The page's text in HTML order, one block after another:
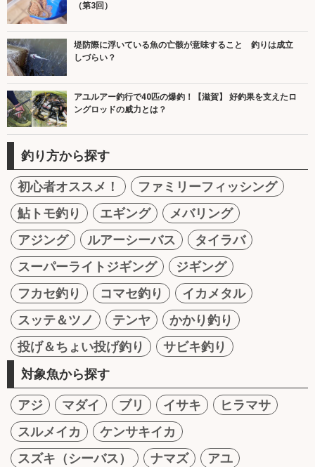
（第3回）
堤防際に浮いている魚の亡骸が意味すること 釣りは成立
しづらい？
アユルアー釣行で40匹の爆釣！【滋賀】 好釣果を支えたロ
ングロッドの威力とは？
釣り方から探す
初心者オススメ！
ファミリーフィッシング
鮎トモ釣り
エギング
メバリング
アジング
ルアーシーバス
タイラバ
スーパーライトジギング
ジギング
フカセ釣り
コマセ釣り
イカメタル
スッテ＆ツノ
テンヤ
かかり釣り
投げ＆ちょい投げ釣り
サビキ釣り
対象魚から探す
アジ マダイ ブリ イサキ
ヒラマサ
スルメイカ
ケンサキイカ
スズキ（シーバス）
ナマズ
アユ